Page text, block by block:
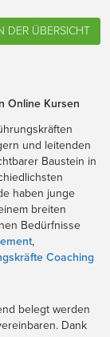
DER ÜBERSICHT
Online Kursen
und leitenden
Baustein in
haben junge
breiten
Bedürfnisse
,
Coaching
belegt werden
Dank